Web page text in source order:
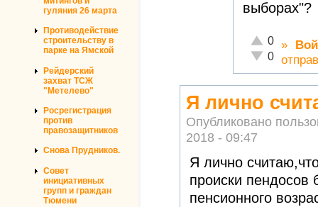
гуляния 26 марта
Противодействие
строительству в
парке на Ямской
Рейдерский
захват ТСЖ
"Метелево"
Росрегистрация
против
правозащитников
Снова Прудников.
Совет
инициативных
групп и граждан
Тюмени
выборах"?
Отлично!
0
Неадекватно!
0
»
Я лично
Опубликовано
2018 - 09:47
Я лично
происки пендосов
пенсионного